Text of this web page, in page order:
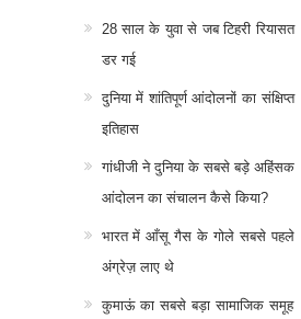
28 साल के युवा से जब टिहरी रियासत
डर गई
दुनिया में शांतिपूर्ण आंदोलनों का संक्षिप्त
इतिहास
गांधीजी ने दुनिया के सबसे बड़े अहिंसक
आंदोलन का संचालन कैसे किया?
भारत में आँसू गैस के गोले सबसे पहले
अंग्रेज़ लाए थे
कुमाऊं का सबसे बड़ा सामाजिक समूह